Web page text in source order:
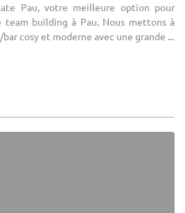
Pau, votre meilleure option pour
team building à Pau. Nous mettons à
cosy et moderne avec une grande ...